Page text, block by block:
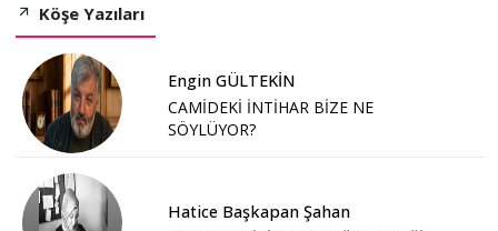
Köşe Yazıları
Engin GÜLTEKİN
CAMİDEKİ İNTİHAR BİZE NE
SÖYLÜYOR?
Hatice Başkapan Şahan